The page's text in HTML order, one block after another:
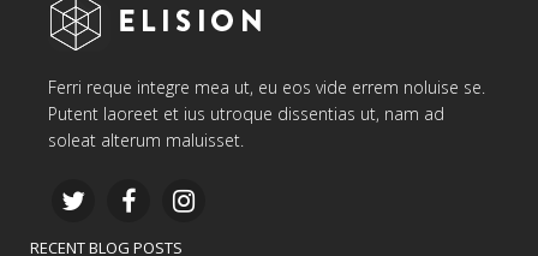
Ferri reque integre mea ut, eu eos vide errem noluise se.
Putent laoreet et ius utroque dissentias ut, nam ad
soleat alterum maluisset.
RECENT BLOG POSTS